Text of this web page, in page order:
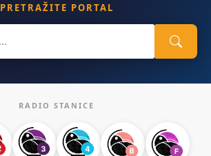
PRETRAŽITE PORTAL
RADIO STANICE